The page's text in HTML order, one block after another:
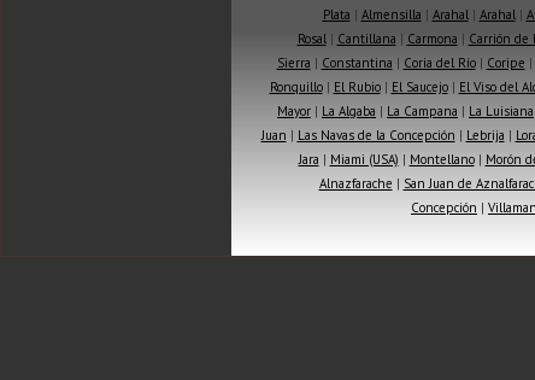
Plata | Almensilla | Arahal| Arahal|
Rosal| Cantillana | Carmona | Carrión de
Sierra | Constantina | Coria del Río| Coripe |
Ronquillo| El Rubio| El Saucejo| El Viso del
Mayor | La Algaba | La Campana | La Luisiana
Juan | Las Navas de la Concepción | Lebrija |
Jara | Miami (USA) | Montellano| Morón
Alnazfarache | San Juan de
Concepción |